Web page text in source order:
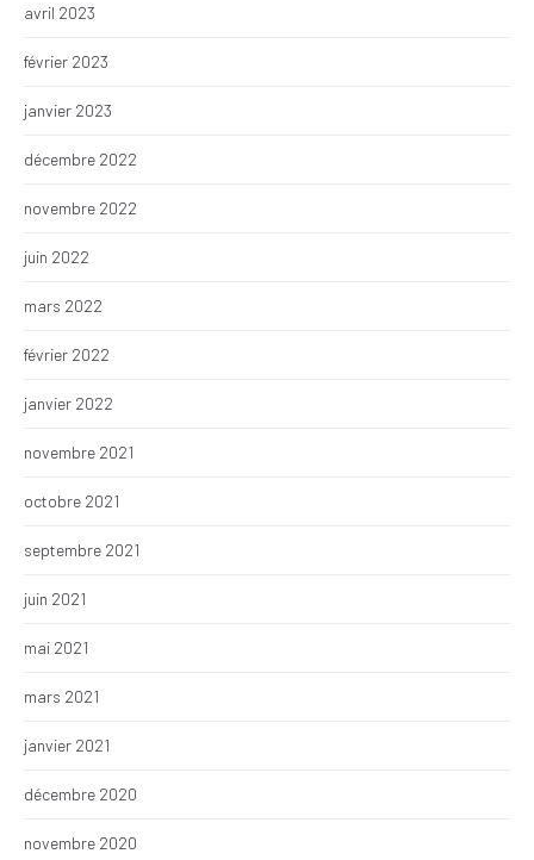
avril 2023
février 2023
janvier 2023
décembre 2022
novembre 2022
juin 2022
mars 2022
février 2022
janvier 2022
novembre 2021
octobre 2021
septembre 2021
juin 2021
mai 2021
mars 2021
janvier 2021
décembre 2020
novembre 2020